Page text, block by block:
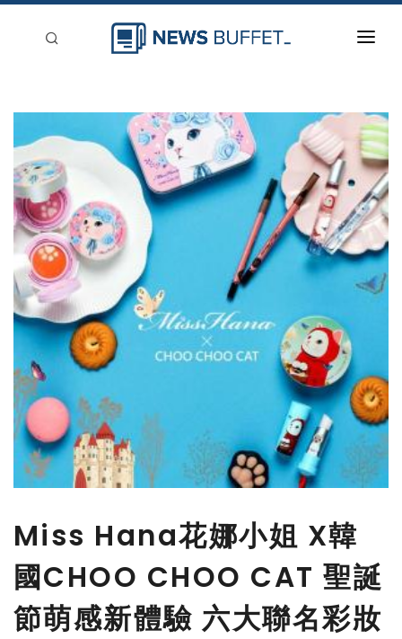
刊登
Miss Hana花娜小姐 X韓
國CHOO CHOO CAT 聖誕
節萌感新體驗 六大聯名彩妝